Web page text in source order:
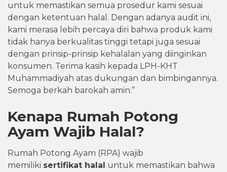
untuk memastikan semua prosedur kami sesuai
dengan ketentuan halal. Dengan adanya audit ini,
kami merasa lebih percaya diri bahwa produk kami
tidak hanya berkualitas tinggi tetapi juga sesuai
dengan prinsip-prinsip kehalalan yang diinginkan
konsumen. Terima kasih kepada LPH-KHT
Muhammadiyah atas dukungan dan bimbingannya.
Semoga berkah barokah amin.”
Kenapa Rumah Potong
Ayam Wajib Halal?
Rumah Potong Ayam (RPA) wajib
memiliki sertifikat halal untuk memastikan bahwa